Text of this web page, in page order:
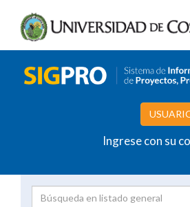
Ingrese con su